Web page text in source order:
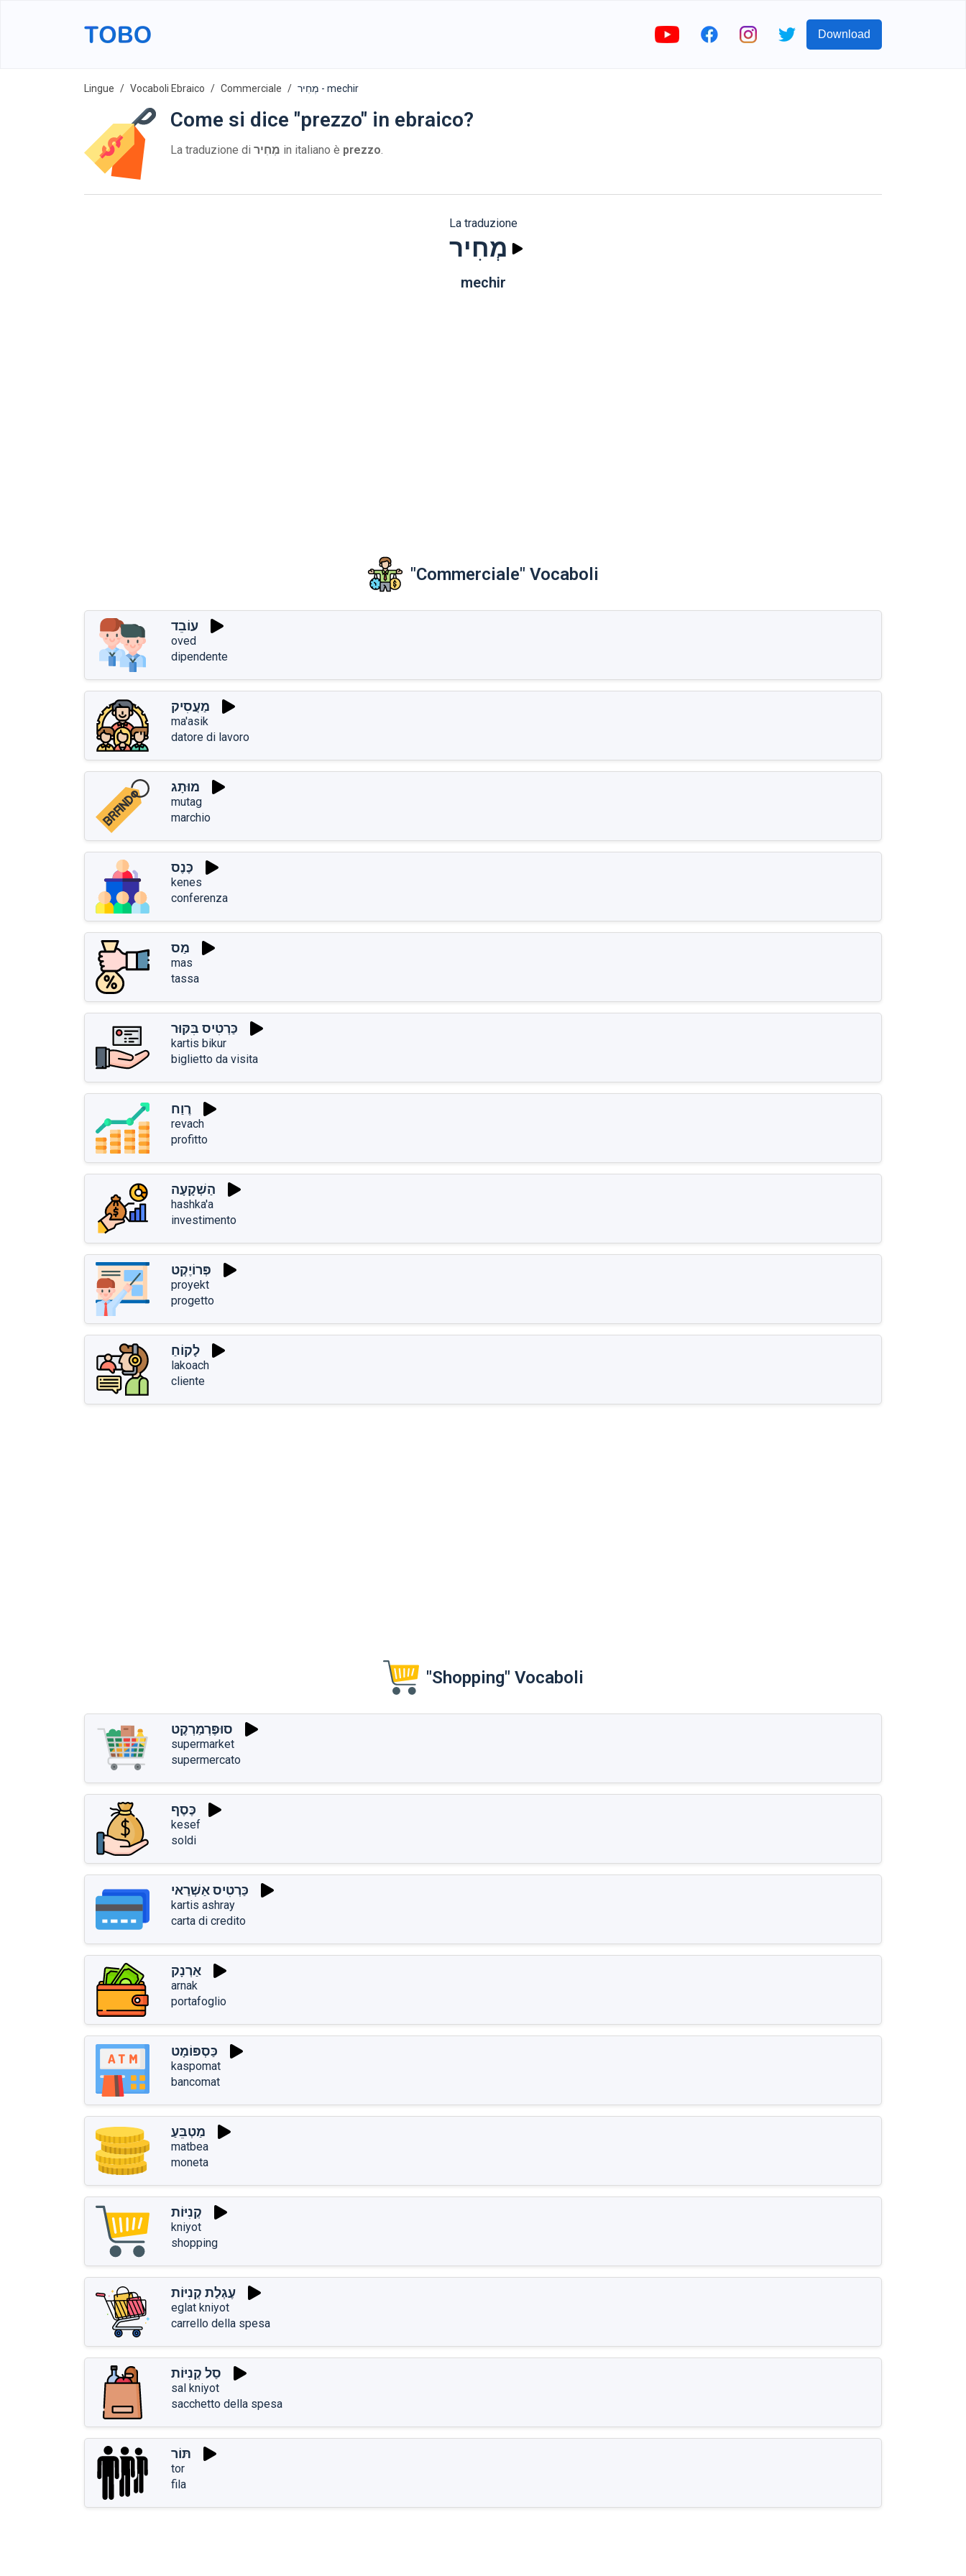
Download
Lingue Vocaboli Ebraico Commerciale מְחִיר - mechir
Come si dice "prezzo" in ebraico?
La traduzione di מְחִיר in italiano è prezzo.
La traduzione
מְחִיר
mechir
"Commerciale" Vocaboli
עוֹבֵד
oved
dipendente
מַעֲסִיק
ma'asik
datore di lavoro
מוּתָג
mutag
marchio
כֶּנֶס
kenes
conferenza
מַס
mas
tassa
כַּרְטִיס בִּקּוּר
kartis bikur
biglietto da visita
רֶוַח
revach
profitto
הַשְׁקָעָה
hashka'a
investimento
פְּרוֹיֶקְט
proyekt
progetto
לָקוֹחַ
lakoach
cliente
"Shopping" Vocaboli
סוּפֶּרְמַרְקֶט
supermarket
supermercato
כֶּסֶף
kesef
soldi
כַּרְטִיס אַשְׁרַאי
kartis ashray
carta di credito
אַרְנָק
arnak
portafoglio
כַּסְפּוֹמָט
kaspomat
bancomat
מַטְבֵּעַ
matbea
moneta
קְנִיּוֹת
kniyot
shopping
עֶגְלַת קְנִיּוֹת
eglat kniyot
carrello della spesa
סַל קְנִיּוֹת
sal kniyot
sacchetto della spesa
תּוֹר
tor
fila